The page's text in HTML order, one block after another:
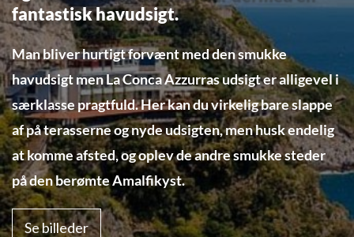
fantastisk havudsigt.
Man bliver hurtigt forvænt med den smukke
havudsigt men La Conca Azzurras udsigt er alligevel i
særklasse pragtfuld. Her kan du virkelig bare slappe
af på terasserne og nyde udsigten, men husk endelig
at komme afsted, og oplev de andre smukke steder
på den berømte Amalfikyst.
Se billeder